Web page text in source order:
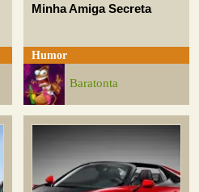
Minha Amiga Secreta
Humor
Baratonta